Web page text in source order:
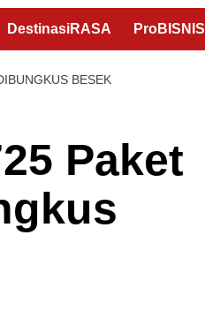
DestinasiRASA ProBISNIS
BESEK
Paket